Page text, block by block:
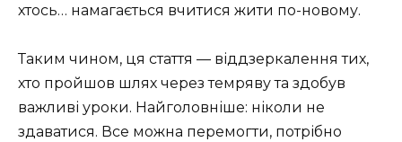
хтось… намагається вчитися жити по-новому.
Таким чином, ця стаття — віддзеркалення тих,
хто пройшов шлях через темряву та здобув
важливі уроки. Найголовніше: ніколи не
здаватися. Все можна перемогти, потрібно